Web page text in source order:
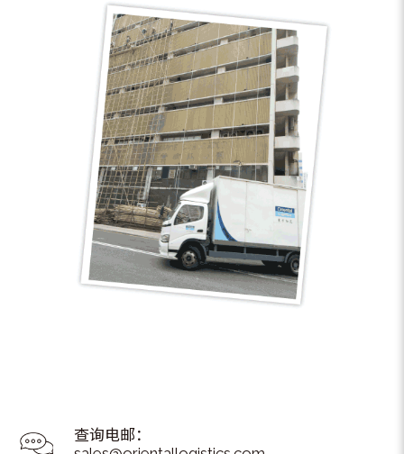
查询电邮：